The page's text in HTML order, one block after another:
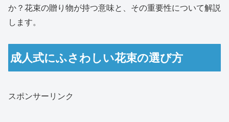
か？花束の贈り物が持つ意味と、その重要性について解説
します。
成人式にふさわしい花束の選び方
スポンサーリンク